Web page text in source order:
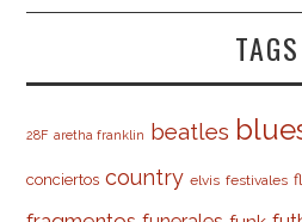
TAGS
28F aretha franklin beatles
conciertos country elvis festivales